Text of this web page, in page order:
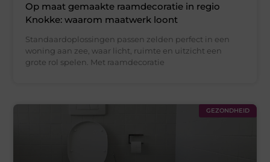
Op maat gemaakte raamdecoratie in regio
Knokke: waarom maatwerk loont
Standaardoplossingen passen zelden perfect in een
woning aan zee, waar licht, ruimte en uitzicht een
grote rol spelen. Met raamdecoratie
GEZONDHEID